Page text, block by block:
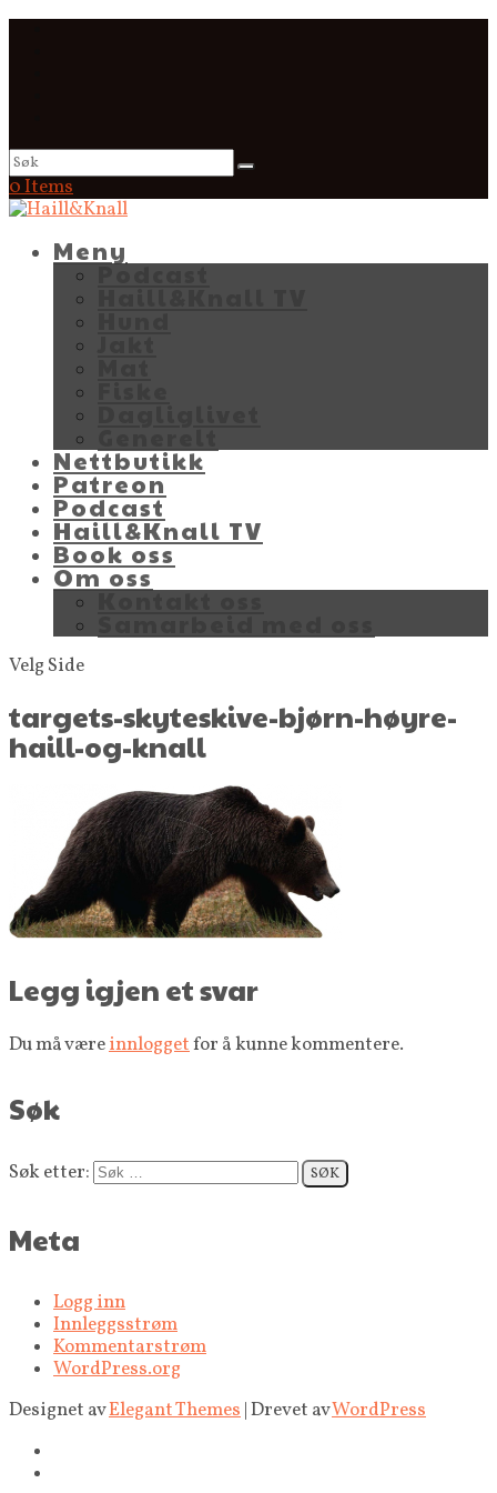
0 Items
Meny
Podcast
Nettbutikk
Patreon
Podcast
Haill&Knall TV
Book oss
Om oss
Kontakt oss
Velg Side
targets-skyteskive-bjørn-høyre-
haill-og-knall
Legg igjen et svar
Du må væreinnloggetfor å kunne kommentere.
Søk
Søk etter:
Meta
Logg inn
Innleggsstrøm
Kommentarstrøm
WordPress.org
Designet avElegant Themes | Drevet avWordPress